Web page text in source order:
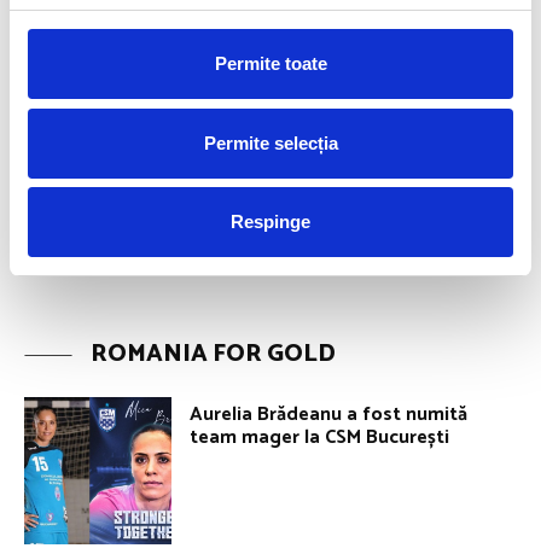
Permite toate
Permite selecția
Respinge
ROMANIA FOR GOLD
Aurelia Brădeanu a fost numită
team mager la CSM București